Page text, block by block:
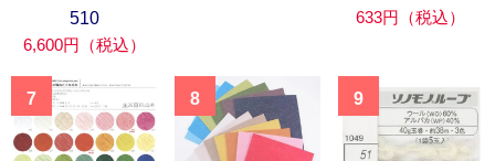
510
6,600円（税込）
633円（税込）
7 8 9